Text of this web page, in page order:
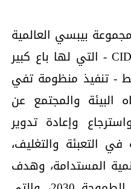
بيبسي العالمية
وبالتعاون مع CID Consulting - التي لها باع كبير
- تنفيذ منظومة تفي
البيئة والمجتمع عن
وإعادة تدوير
التعبئة والتغليف،
المستدامة، وهدف